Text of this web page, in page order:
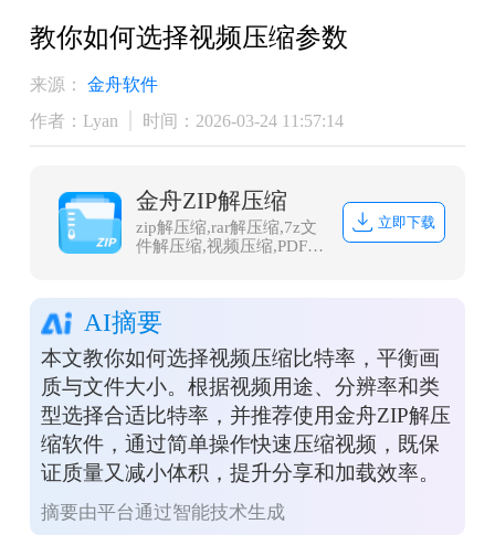
教你如何选择视频压缩参数
来源：
金舟软件
作者：Lyan
时间：2026-03-24 11:57:14
金舟ZIP解压缩
zip解压缩,rar解压缩,7z文
件解压缩,视频压缩,PDF压
缩,Excel压缩
立即下载
AI摘要
本文教你如何选择视频压缩比特率，平衡画
质与文件大小。根据视频用途、分辨率和类
型选择合适比特率，并推荐使用金舟ZIP解压
缩软件，通过简单操作快速压缩视频，既保
证质量又减小体积，提升分享和加载效率。
摘要由平台通过智能技术生成